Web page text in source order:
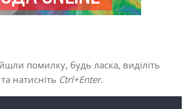
помилку, будь ласка, виділіть
натисніть Ctrl+Enter.